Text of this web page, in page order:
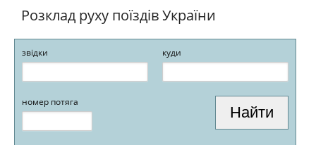
Розклад руху поїздів України
звідки куди
номер потяга